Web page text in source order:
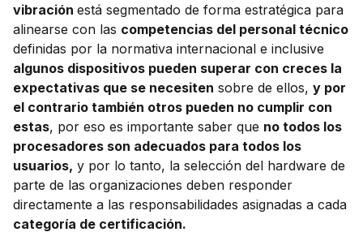
vibración está segmentado de forma estratégica para
alinearse con las competencias del personal técnico
definidas por la normativa internacional e inclusive
algunos dispositivos pueden superar con creces la
expectativas que se necesiten sobre de ellos, y por
el contrario también otros pueden no cumplir con
estas, por eso es importante saber que no todos los
procesadores son adecuados para todos los
usuarios, y por lo tanto, la selección del hardware de
parte de las organizaciones deben responder
directamente a las responsabilidades asignadas a cada
categoría de certificación.